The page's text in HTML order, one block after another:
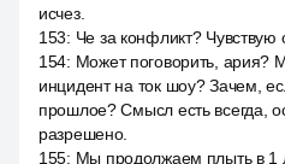
исчез.
153: Че за конфликт? Чувствую
154: Может поговорить, ария?
инцидент на ток шоу? Зачем,
прошлое? Смысл есть всегда,
разрешено.
155: Мы продолжаем плыть в 1